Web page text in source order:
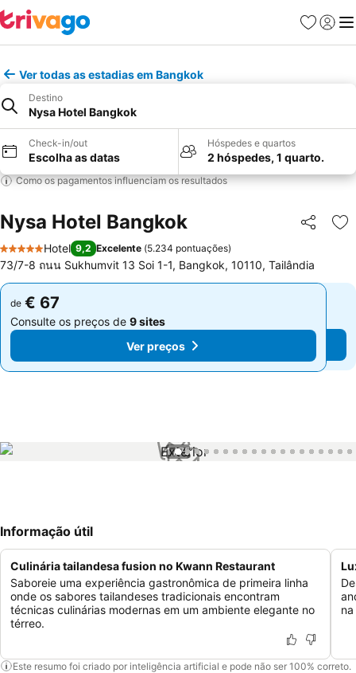
Favoritos
Iniciar
Ver todas as estadias em Bangkok
Destino
Nysa Hotel Bangkok
Check-in/out
Escolha as datas
Hóspedes e quartos
2 hóspedes, 1 quarto.
Como os pagamentos influenciam os resultados
Nysa Hotel Bangkok Partilhar
5 Estrelas
Hotel 9,2 Excelente (5.234 pontuações)
73/7-8 ถนน Sukhumvit 13 Soi 1-1, Bangkok, 10110, Tailândia
de € 67
Consulte os preços de 9 sites
Ver preços
de € 67
Consulte os preços de 9 sites
Ver preços
1 / 75
Informação útil
Culinária tailandesa fusion no Kwann Restaurant
Saboreie uma experiência gastronômica de primeira linha
onde os sabores tailandeses tradicionais encontram
técnicas culinárias modernas em um ambiente elegante no
térreo.
Este resumo foi criado por inteligência artificial e pode não ser 100% correto.